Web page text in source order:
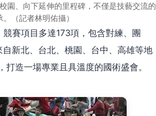
園、向下延伸的里程碑，不僅是技藝交流的
（記者林明佑攝）
賽項目多達173項，包含對練、團
新北、台北、桃園、台中、高雄等地
造一場專業且具溫度的國術盛會。